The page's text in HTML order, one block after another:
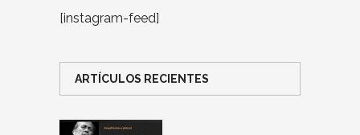
[instagram-feed]
ARTÍCULOS RECIENTES